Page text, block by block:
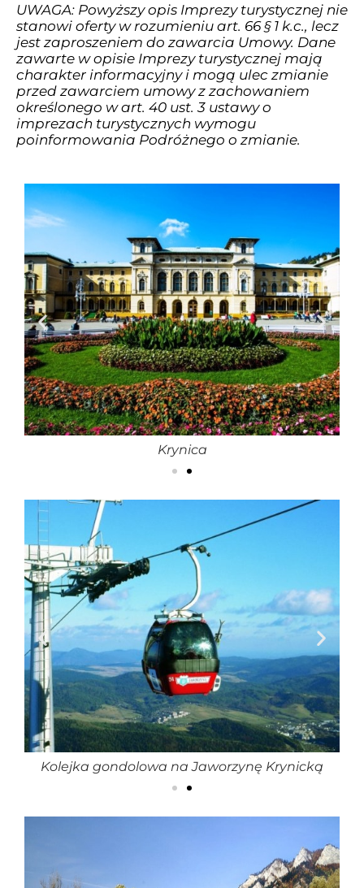
UWAGA: Powyższy opis Imprezy turystycznej nie
stanowi oferty w rozumieniu art. 66 § 1 k.c., lecz
jest zaproszeniem do zawarcia Umowy. Dane
zawarte w opisie Imprezy turystycznej mają
charakter informacyjny i mogą ulec zmianie
przed zawarciem umowy z zachowaniem
określonego w art. 40 ust. 3 ustawy o
imprezach turystycznych wymogu
poinformowania Podróżnego o zmianie.
Krynica
Kolejka gondolowa na Jaworzynę Krynicką